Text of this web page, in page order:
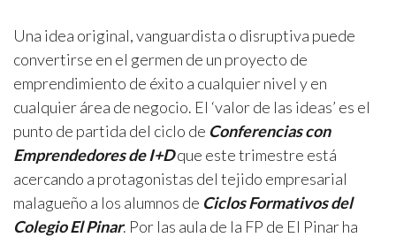
Una idea original, vanguardista o disruptiva puede
convertirse en el germen de un proyecto de
emprendimiento de éxito a cualquier nivel y en
cualquier área de negocio. El ‘valor de las ideas’ es el
punto de partida del ciclo de Conferencias con
Emprendedores de I+Dque este trimestre está
acercando a protagonistas del tejido empresarial
malagueño a los alumnos de Ciclos Formativos del
Colegio El Pinar. Por las aula de la FP de El Pinar ha